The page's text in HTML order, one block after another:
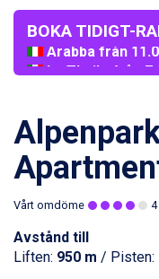
BOKA TIDIGT-
Arabba från
La Thuile från
Cervinia från
Passo Tonale
Sölden från
Saalbach från
Champoluc från
Wagrain från
Fieberbrunn från
Ischgl från
Vårt omdöme 4
Avstånd till
Liften: 950 m / Pisten: